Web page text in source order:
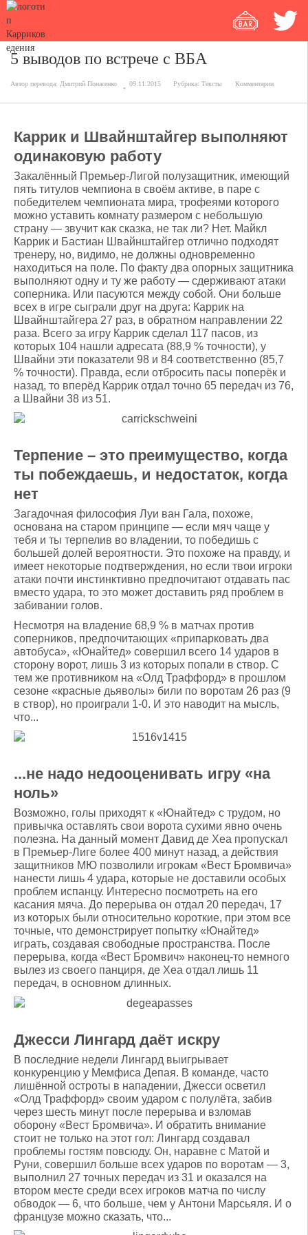
5 выводов по встрече с ВБА
Автор перевода: Дмитрий Понасенко 09.11.2015 Рубрика: Тексты Комментарии
Каррик и Швайнштайгер выполняют
одинаковую работу
Закалённый Премьер-Лигой полузащитник, имеющий
пять титулов чемпиона в своём активе, в паре с
победителем чемпионата мира, трофеями которого
можно уставить комнату размером с небольшую
страну — звучит как сказка, не так ли? Нет. Майкл
Каррик и Бастиан Швайнштайгер отлично подходят
тренеру, но, видимо, не должны одновременно
находиться на поле. По факту два опорных защитника
выполняют одну и ту же работу — сдерживают атаки
соперника. Или пасуются между собой. Они больше
всех в игре сыграли друг на друга: Каррик на
Швайнштайгера 27 раз, в обратном направлении 22
раза. Всего за игру Каррик сделал 117 пасов, из
которых 104 нашли адресата (88,9 % точности), у
Швайни эти показатели 98 и 84 соответственно (85,7
% точности). Правда, если отбросить пасы поперёк и
назад, то вперёд Каррик отдал точно 65 передач из 76,
а Швайни 38 из 51.
Терпение – это преимущество, когда
ты побеждаешь, и недостаток, когда
нет
Загадочная философия Луи ван Гала, похоже,
основана на старом принципе — если мяч чаще у
тебя и ты терпелив во владении, то победишь с
большей долей вероятности. Это похоже на правду, и
имеет некоторые подтверждения, но если твои игроки
атаки почти инстинктивно предпочитают отдавать пас
вместо удара, то это может доставить ряд проблем в
забивании голов.
Несмотря на владение 68,9 % в матчах против
соперников, предпочитающих «припарковать два
автобуса», «Юнайтед» совершил всего 14 ударов в
сторону ворот, лишь 3 из которых попали в створ. С
тем же противником на «Олд Траффорд» в прошлом
сезоне «красные дьяволы» били по воротам 26 раз (9
в створ), но проиграли 1-0. И это наводит на мысль,
что...
...не надо недооценивать игру «на
ноль»
Возможно, голы приходят к «Юнайтед» с трудом, но
привычка оставлять свои ворота сухими явно очень
полезна. На данный момент Давид де Хеа пропускал
в Премьер-Лиге более 400 минут назад, а действия
защитников МЮ позволили игрокам «Вест Бромвича»
нанести лишь 4 удара, которые не доставили особых
проблем испанцу. Интересно посмотреть на его
касания мяча. До перерыва он отдал 20 передач, 17
из которых были относительно короткие, при этом все
точные, что демонстрирует попытку «Юнайтед»
играть, создавая свободные пространства. После
перерыва, когда «Вест Бромвич» наконец-то немного
вылез из своего панциря, де Хеа отдал лишь 11
передач, в основном длинных.
Джесси Лингард даёт искру
В последние недели Лингард выигрывает
конкуренцию у Мемфиса Депая. В команде, часто
лишённой остроты в нападении, Джесси осветил
«Олд Траффорд» своим ударом с полулёта, забив
через шесть минут после перерыва и взломав
оборону «Вест Бромвича». И обратить внимание
стоит не только на этот гол: Лингард создавал
проблемы гостям повсюду. Он, наравне с Матой и
Руни, совершил больше всех ударов по воротам — 3,
выполнил 27 точных передач из 31 и оказался на
втором месте среди всех игроков матча по числу
обводок — 6, что больше, чем у Антони Марсьяля. И о
французе можно сказать, что...